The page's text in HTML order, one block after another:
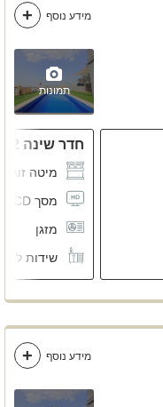
תמונות
חדר שינה 2
מיטה
מסך LCD
מזגן
שידות
מידע נוסף
מידע נוסף